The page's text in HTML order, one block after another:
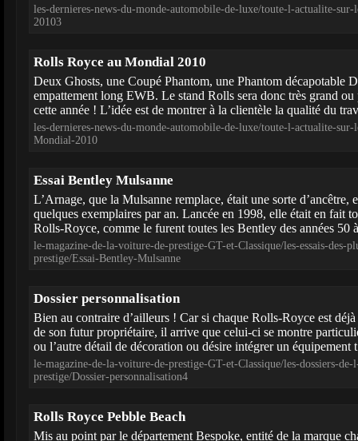
les-dernieres-news-du-monde-automobile-de-luxe/toute-l-actualite-
20103
Rolls Royce au Mondial 2010
Deux Ghosts, une Coupé Phantom, une Phantom décapotable
empattement long EWB. Le stand Rolls sera donc très grand
cette année ! L’idée est de montrer à la clientèle la qualité du
les-dernieres-news-du-monde-automobile-de-luxe/toute-l-actualite-
Mondial-2010
Essai Bentley Mulsanne
L’Arnage, que la Mulsanne remplace, était une sorte d’ancêtre,
quelques exemplaires par an. Lancée en 1998, elle était en fait
Rolls-Royce, comme le furent toutes les Bentley des années 50
le-magazine-de-la-voiture-de-prestige-GT-et-Classique/les-essais-des-
prestige/Essai-Bentley-Mulsanne
Dossier personnalisation
Bien au contraire d’ailleurs ! Car si chaque Rolls-Royce est
de son futur propriétaire, il arrive que celui-ci se montre
ou l’autre détail de décoration ou désire intégrer un équipement
le-magazine-de-la-voiture-de-prestige-GT-et-Classique/les-dossiers-
prestige/Dossier-personnalisation4
Rolls Royce Pebble Beach
Mis au point par le département Bespoke, entité de la marque